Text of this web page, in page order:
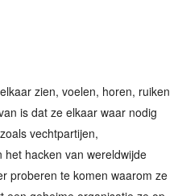
zien, voelen, horen, ruiken
is dat ze elkaar waar nodig
vechtpartijen,
hacken van wereldwijde
proberen te komen waarom ze